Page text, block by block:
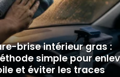
brise intérieur gras :
simple pour
et éviter les traces